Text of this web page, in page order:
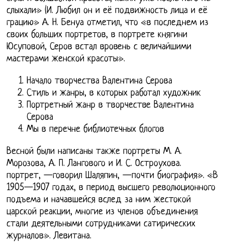
слыхали» (И. Любил он и её подвижность лица и её
грацию» А. Н. Бенуа отметил, что «в последнем из
своих больших портретов, в портрете княгини
Юсуповой, Серов встал вровень с величайшими
мастерами женской красоты».
Начало творчества Валентина Серова
Стиль и жанры, в которых работал художник
Портретный жанр в творчестве Валентина
Серова
Мы в перечне библиотечных блогов
Весной были написаны также портреты М. А.
Морозова, А. П. Лангового и И. С. Остроухова.
портрет, —говорил Шаляпин, —почти биография». «В
1905—1907 годах, в период высшего революционного
подъема и начавшейся вслед за ним жестокой
царской реакции, многие из членов объединения
стали деятельными сотрудниками сатирических
журналов». Левитана.